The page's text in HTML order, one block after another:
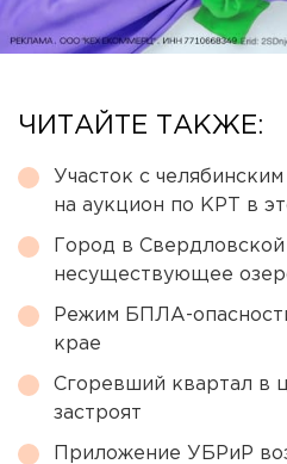
ЧИТАЙТЕ ТАКЖЕ:
Участок с
на аукцион по КРТ в
Город в
несуществующее
Режим БПЛА-
крае
Сгоревший квартал в
застроят
Приложение УБРиР